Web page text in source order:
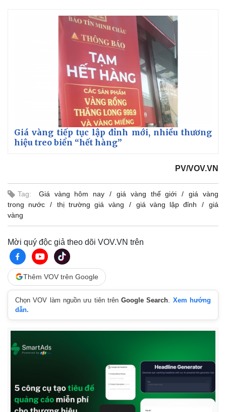
Giá vàng tiếp tục lập đỉnh mới, nhiều thương
hiệu treo biển “hết hàng”
PV/VOV.VN
Tag: Giá vàng hôm nay giá vàng thế giới
giá vàng
trong nước
thị trường giá vàng giá vàng lập đỉnh
giá
vàng
Mời quý độc giả theo dõi VOV.VN trên
Thêm VOV trên Google
Chọn VOV làm nguồn ưu tiên trênGoogle Search
Xem hướng
dẫn.